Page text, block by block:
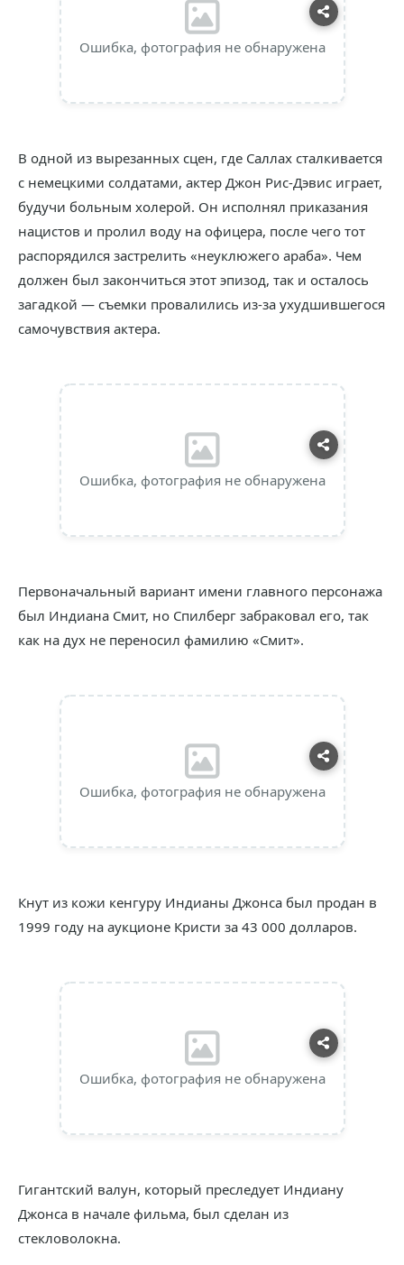
Ошибка, фотография не обнаружена
В одной из вырезанных сцен, где Саллах сталкивается
с немецкими солдатами, актер Джон Рис-Дэвис играет,
будучи больным холерой. Он исполнял приказания
нацистов и пролил воду на офицера, после чего тот
распорядился застрелить «неуклюжего араба». Чем
должен был закончиться этот эпизод, так и осталось
загадкой — съемки провалились из-за ухудшившегося
самочувствия актера.
Ошибка, фотография не обнаружена
Первоначальный вариант имени главного персонажа
был Индиана Смит, но Спилберг забраковал его, так
как на дух не переносил фамилию «Смит».
Ошибка, фотография не обнаружена
Кнут из кожи кенгуру Индианы Джонса был продан в
1999 году на аукционе Кристи за 43 000 долларов.
Ошибка, фотография не обнаружена
Гигантский валун, который преследует Индиану
Джонса в начале фильма, был сделан из
стекловолокна.